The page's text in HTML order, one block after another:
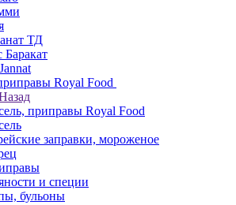
ТД
Баракат
Royal Food
приправы Royal Food
заправки, мороженое
и специи
бульоны